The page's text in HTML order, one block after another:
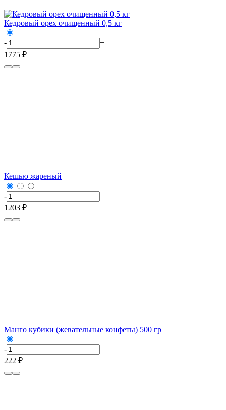
Кедровый орех очищенный 0,5 кг
-
+
1775 ₽
Кешью жареный
-
+
1203 ₽
Манго кубики (жевательные конфеты) 500 гр
-
+
222 ₽